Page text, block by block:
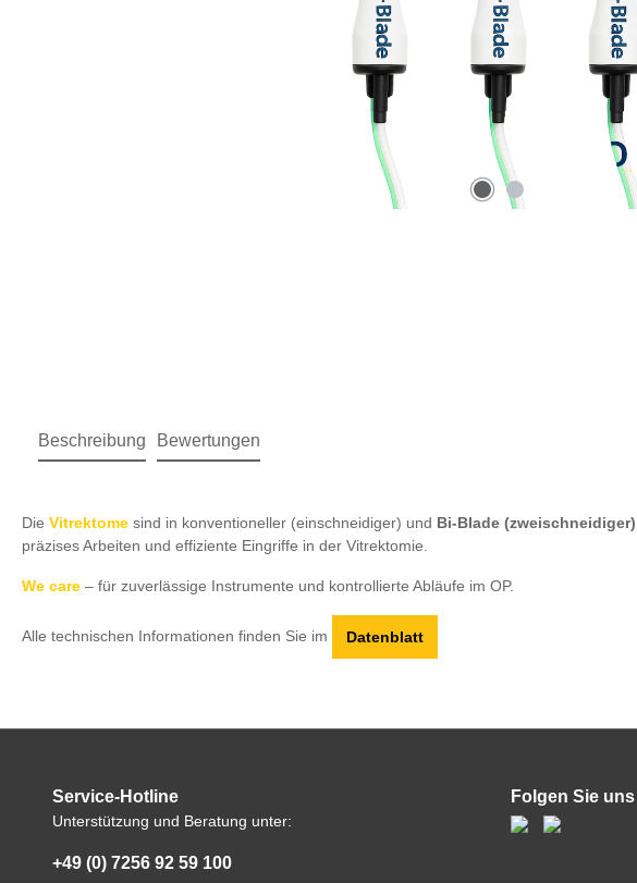
Beschreibung Bewertungen
Die Vitrektome sind in konventioneller (einschneidiger) und Bi-Blade (zweischneidiger)
präzises Arbeiten und effiziente Eingriffe in der Vitrektomie.
We care – für zuverlässige Instrumente und kontrollierte Abläufe im OP.
Alle technischen Informationen finden Sie im Datenblatt
Service-Hotline
Unterstützung und Beratung unter:
+49 (0) 7256 92 59 100
Folgen Sie uns